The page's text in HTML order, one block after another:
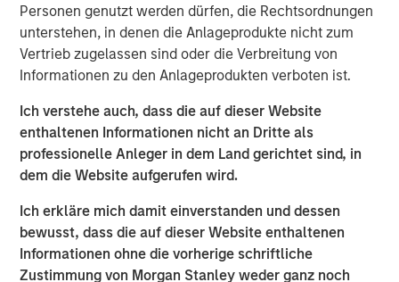
Personen genutzt werden dürfen, die Rechtsordnungen
unterstehen, in denen die Anlageprodukte nicht zum
Vertrieb zugelassen sind oder die Verbreitung von
Informationen zu den Anlageprodukten verboten ist.
Ich verstehe auch, dass die auf dieser Website
enthaltenen Informationen nicht an Dritte als
professionelle Anleger in dem Land gerichtet sind, in
dem die Website aufgerufen wird.
Ich erkläre mich damit einverstanden und dessen
bewusst, dass die auf dieser Website enthaltenen
Informationen ohne die vorherige schriftliche
Zustimmung von Morgan Stanley weder ganz noch
capital to execute on their value creation strategy, and
giving limited partners the option to take liquidity or
maintain their exposure and capture potential upside.
since 2011, with GP-led secondaries representing
approximately half of the market as sponsors seek
solutions for longer hold periods, duration mismatch
between investors, and additional capital to effectively
Waterman, Managing Director and Head of Morgan
Stanley Private Equity Secondaries. “With Ashbridge II,
we are pleased to provide well-performing middle market